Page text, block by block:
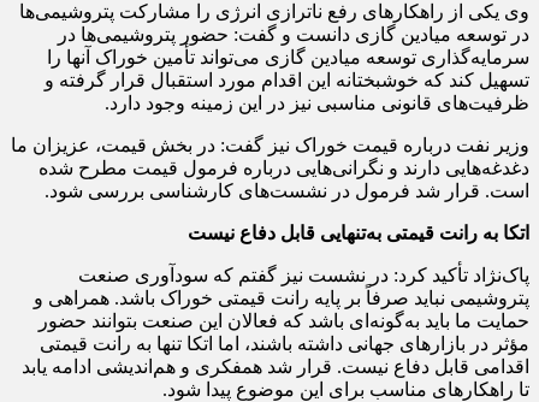
وی یکی از راهکارهای رفع ناترازی انرژی را مشارکت پتروشیمی‌ها
در توسعه میادین گازی دانست و گفت: حضور پتروشیمی‌ها در
سرمایه‌گذاری توسعه میادین گازی می‌تواند تأمین خوراک آنها را
تسهیل کند که خوشبختانه این اقدام مورد استقبال قرار گرفته و
ظرفیت‌های قانونی مناسبی نیز در این زمینه وجود دارد.
وزیر نفت درباره قیمت خوراک نیز گفت: در بخش قیمت، عزیزان ما
دغدغه‌هایی دارند و نگرانی‌هایی درباره فرمول قیمت مطرح شده
است. قرار شد فرمول در نشست‌های کارشناسی بررسی شود.
اتکا به رانت قیمتی به‌تنهایی قابل دفاع نیست
پاک‌نژاد تأکید کرد: در نشست نیز گفتم که سودآوری صنعت
پتروشیمی نباید صرفاً بر پایه رانت قیمتی خوراک باشد. همراهی و
حمایت ما باید به‌گونه‌ای باشد که فعالان این صنعت بتوانند حضور
مؤثر در بازارهای جهانی داشته باشند، اما اتکا تنها به رانت قیمتی
اقدامی قابل دفاع نیست. قرار شد همفکری و هم‌اندیشی ادامه یابد
تا راهکارهای مناسب برای این موضوع پیدا شود.